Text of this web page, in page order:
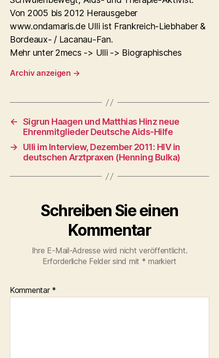
Von 2005 bis 2012 Herausgeber
www.ondamaris.de Ulli ist Frankreich-Liebhaber &
Bordeaux- / Lacanau-Fan.
Mehr unter 2mecs -> Ulli -> Biographisches
Archiv anzeigen →
← Sigrun Haagen und Matthias Hinz neue
Ehrenmitglieder Deutsche Aids-Hilfe
→
Ulli im Interview, Dezember 2011: HIV in
deutschen Arztpraxen (Henning Bulka)
Schreiben Sie einen
Kommentar
Ihre E-Mail-Adresse wird nicht veröffentlicht.
Erforderliche Felder sind mit * markiert
Kommentar *